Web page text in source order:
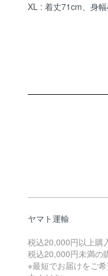
XL : 着丈71cm、身
ヤマト運輸
税込20,000円以上購
税込20,000円未満の
※最短でお届けをご